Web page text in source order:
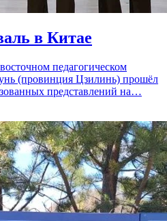
в Китае
педагогическом
(провинция Цзилинь) прошёл
представлений на…